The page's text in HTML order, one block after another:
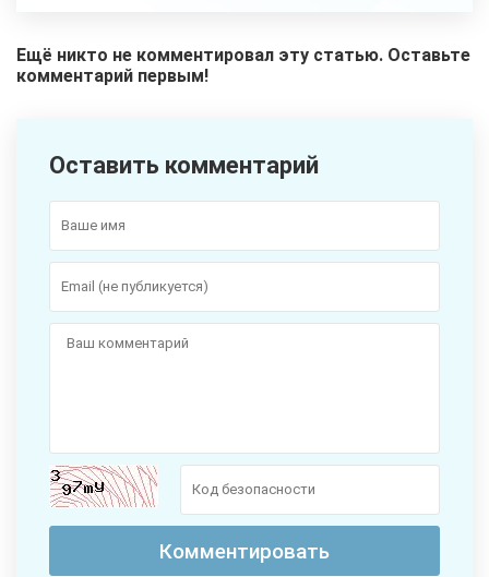
Ещё никто не комментировал эту статью. Оставьте
комментарий первым!
Оставить комментарий